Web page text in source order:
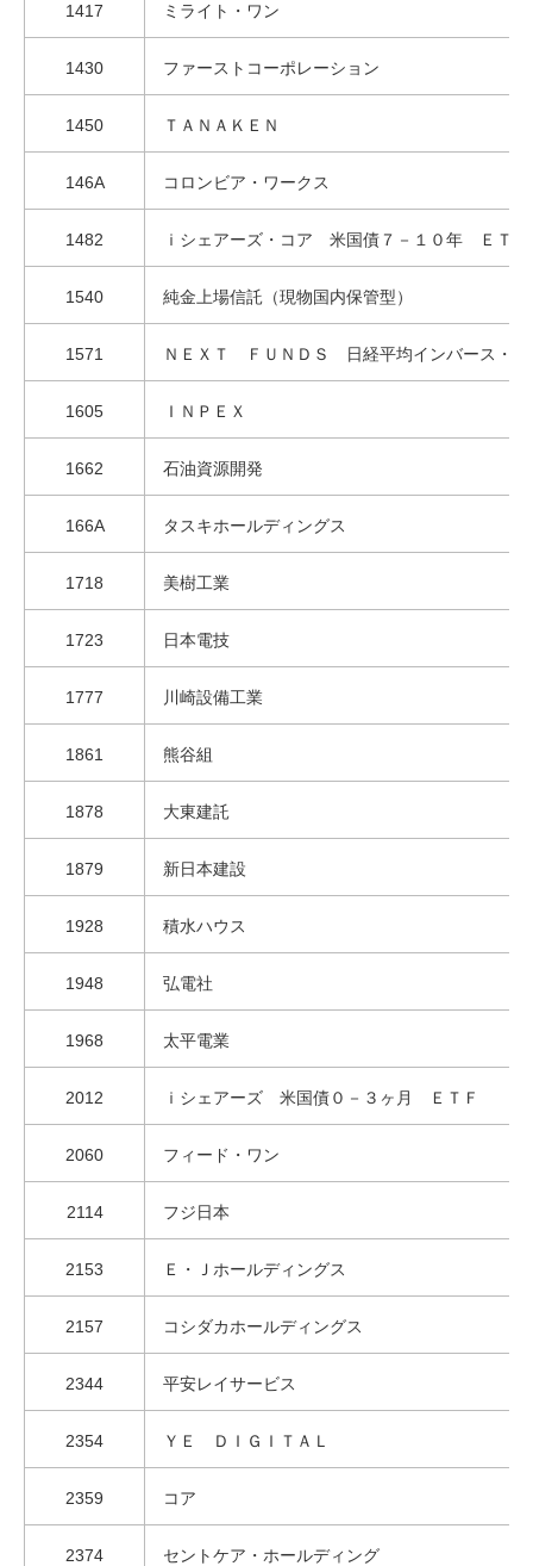
1417 ミライト・ワン
1430 ファーストコーポレーション
1450 ＴＡＮＡＫＥＮ
146A コロンビア・ワークス
1482 ｉシェアーズ・コア 米国債７－１０年 ＥＴＦ
1540 純金上場信託（現物国内保管型）
1571 ＮＥＸＴ ＦＵＮＤＳ 日経平均インバース・イ
1605 ＩＮＰＥＸ
1662 石油資源開発
166A タスキホールディングス
1718 美樹工業
1723 日本電技
1777 川崎設備工業
1861 熊谷組
1878 大東建託
1879 新日本建設
1928 積水ハウス
1948 弘電社
1968 太平電業
2012 ｉシェアーズ 米国債０－３ヶ月 ＥＴＦ
2060 フィード・ワン
2114 フジ日本
2153 Ｅ・Ｊホールディングス
2157 コシダカホールディングス
2344 平安レイサービス
2354 ＹＥ ＤＩＧＩＴＡＬ
2359 コア
2374 セントケア・ホールディング